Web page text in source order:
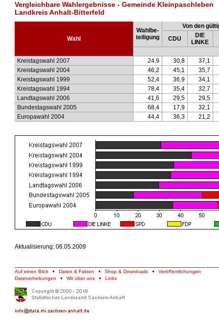
Vergleichbare Wahlergebnisse - Gemeinde Kleinpaschleben
Landkreis Anhalt-Bitterfeld
Wahl
Wahlbe-
teiligung
Von den
CDU
DIE
LINKE
Kreistagswahl 2007 24,9 30,8
37,1
Kreistagswahl 2004
46,2 45,1
35,7
Kreistagswahl 1999
52,4 36,9
34,1
Kreistagswahl 1994
78,4 35,4
32,7
Landtagswahl 2006
41,6 29,5
29,5
Bundestagswahl 2005
68,4 17,9
32,1
Europawahl 2004
44,4 36,3 21,2
Aktualisierung: 06.05.2009
Auf einen Blick Daten & Fakten Shop & Downloads
Veröffentlichungen
Datenerhebungen
Wir über uns Links